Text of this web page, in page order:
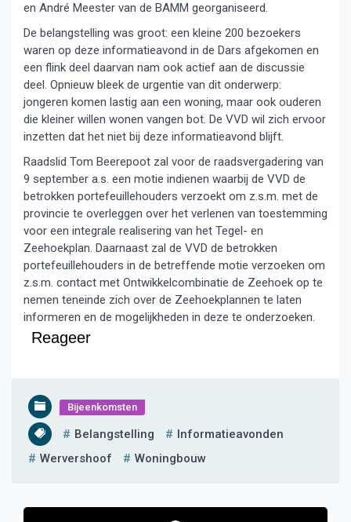
en André Meester van de BAMM georganiseerd.
De belangstelling was groot: een kleine 200 bezoekers
waren op deze informatieavond in de Dars afgekomen en
een flink deel daarvan nam ook actief aan de discussie
deel. Opnieuw bleek de urgentie van dit onderwerp:
jongeren komen lastig aan een woning, maar ook ouderen
die kleiner willen wonen vangen bot. De VVD wil zich ervoor
inzetten dat het niet bij deze informatieavond blijft.
Raadslid Tom Beerepoot zal voor de raadsvergadering van
9 september a.s. een motie indienen waarbij de VVD de
betrokken portefeuillehouders verzoekt om z.s.m. met de
provincie te overleggen over het verlenen van toestemming
voor een integrale realisering van het Tegel- en
Zeehoekplan. Daarnaast zal de VVD de betrokken
portefeuillehouders in de betreffende motie verzoeken om
z.s.m. contact met Ontwikkelcombinatie de Zeehoek op te
nemen teneinde zich over de Zeehoekplannen te laten
informeren en de mogelijkheden in deze te onderzoeken.
Reageer
Bijeenkomsten
Belangstelling
Informatieavonden
Wervershoof
Woningbouw
Bericht